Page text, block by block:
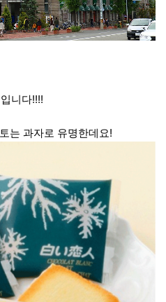
니다!!!!
는 과자로 유명한데요!